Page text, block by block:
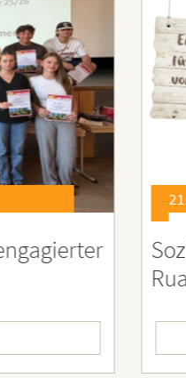
21.07.2026
Soziales
Ruanda – Wir